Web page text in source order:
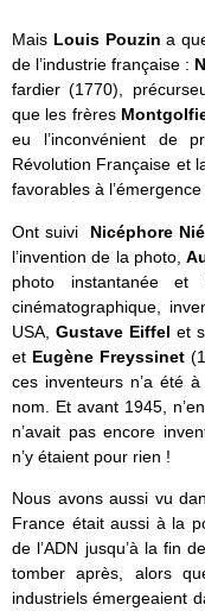
Mais Louis Pouzina
de l’industrie française :
fardier (1770),
que les frères
eu l’inconvénient de
Révolution Française et
favorables à
Ont suivi Nicéphore
l’invention de la photo,
photo instantanée et
cinématographique,
USA, Gustave Eiffel et
et Eugène Freyssinet
ces inventeurs n’a été
nom. Et avant 1945,
n’avait pas encore
n’y étaient pour rien !
Nous avons aussi vu
France était aussi à la
de l’ADN jusqu’à la fin
tomber après, alors
industriels émergeaient